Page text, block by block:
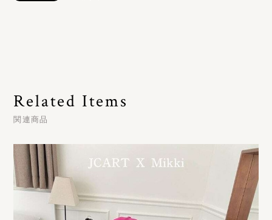
Related Items
関連商品